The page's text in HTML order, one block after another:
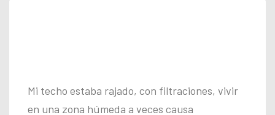
Mi techo estaba rajado, con filtraciones, vivir
en una zona húmeda a veces causa